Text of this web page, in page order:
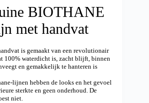
BIOTHANE
met handvat
is gemaakt van een revolutionair
100% waterdicht is, zacht blijft, binnen
en gemakkelijk te hanteren is
lijnen hebben de looks en het gevoel
sterkte en geen onderhoud. De
niet.